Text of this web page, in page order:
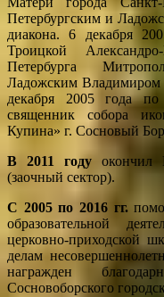
Петербургским и
диакона. 6 декабря
Троицкой
Петербурга
Ладожским Владимиром
декабря 2005 года
священник собора
Купина» г. Сосновый
В 2011 году окончил
(заочный сектор).
С 2005 по 2016 гг.
образовательной
церковно-приходской
делам
награжден
Сосновоборского